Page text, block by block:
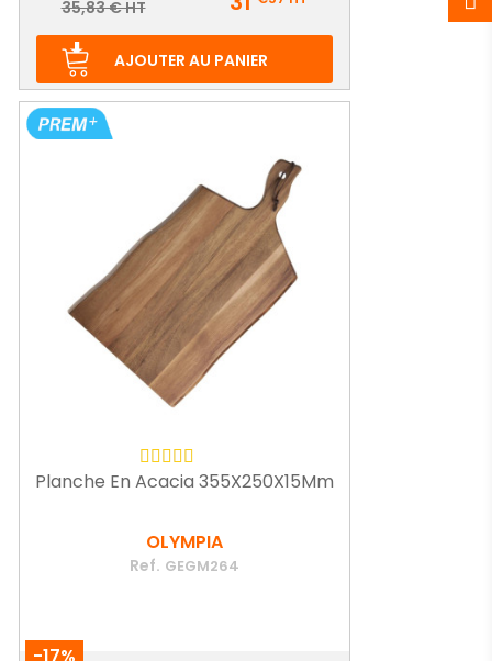
Prix
base
35,83 € HT
AJOUTER AU PANIER
Planche En Acacia 355X250X15Mm
OLYMPIA
Ref. GEGM264
-17%